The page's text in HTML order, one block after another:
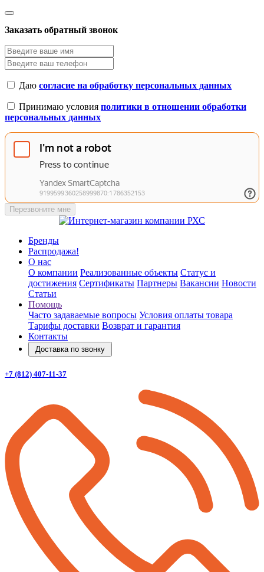
Заказать обратный звонок
Даю согласие на обработку персональных данных
Принимаю условия политики в отношении обработки
персональных данных
Перезвоните мне
Бренды
Распродажа!
О нас
О компании Реализованные объекты Статус и
достижения Сертификаты Партнеры Вакансии Новости
Статьи
Помощь
Часто задаваемые вопросы Условия оплаты товара
Тарифы доставки Возврат и гарантия
Контакты
Доставка по звонку
+7 (812) 407-11-37